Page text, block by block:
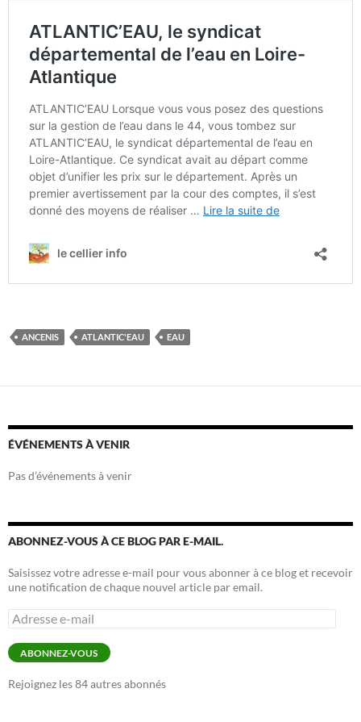
ANCENIS ATLANTIC'EAU EAU
ÉVÉNEMENTS À VENIR
Pas d’événements à venir
ABONNEZ-VOUS À CE BLOG PAR E-MAIL.
Saisissez votre adresse e-mail pour vous abonner à ce blog et recevoir
une notification de chaque nouvel article par email.
Adresse
e-
mail
ABONNEZ-VOUS
Rejoignez les 84 autres abonnés